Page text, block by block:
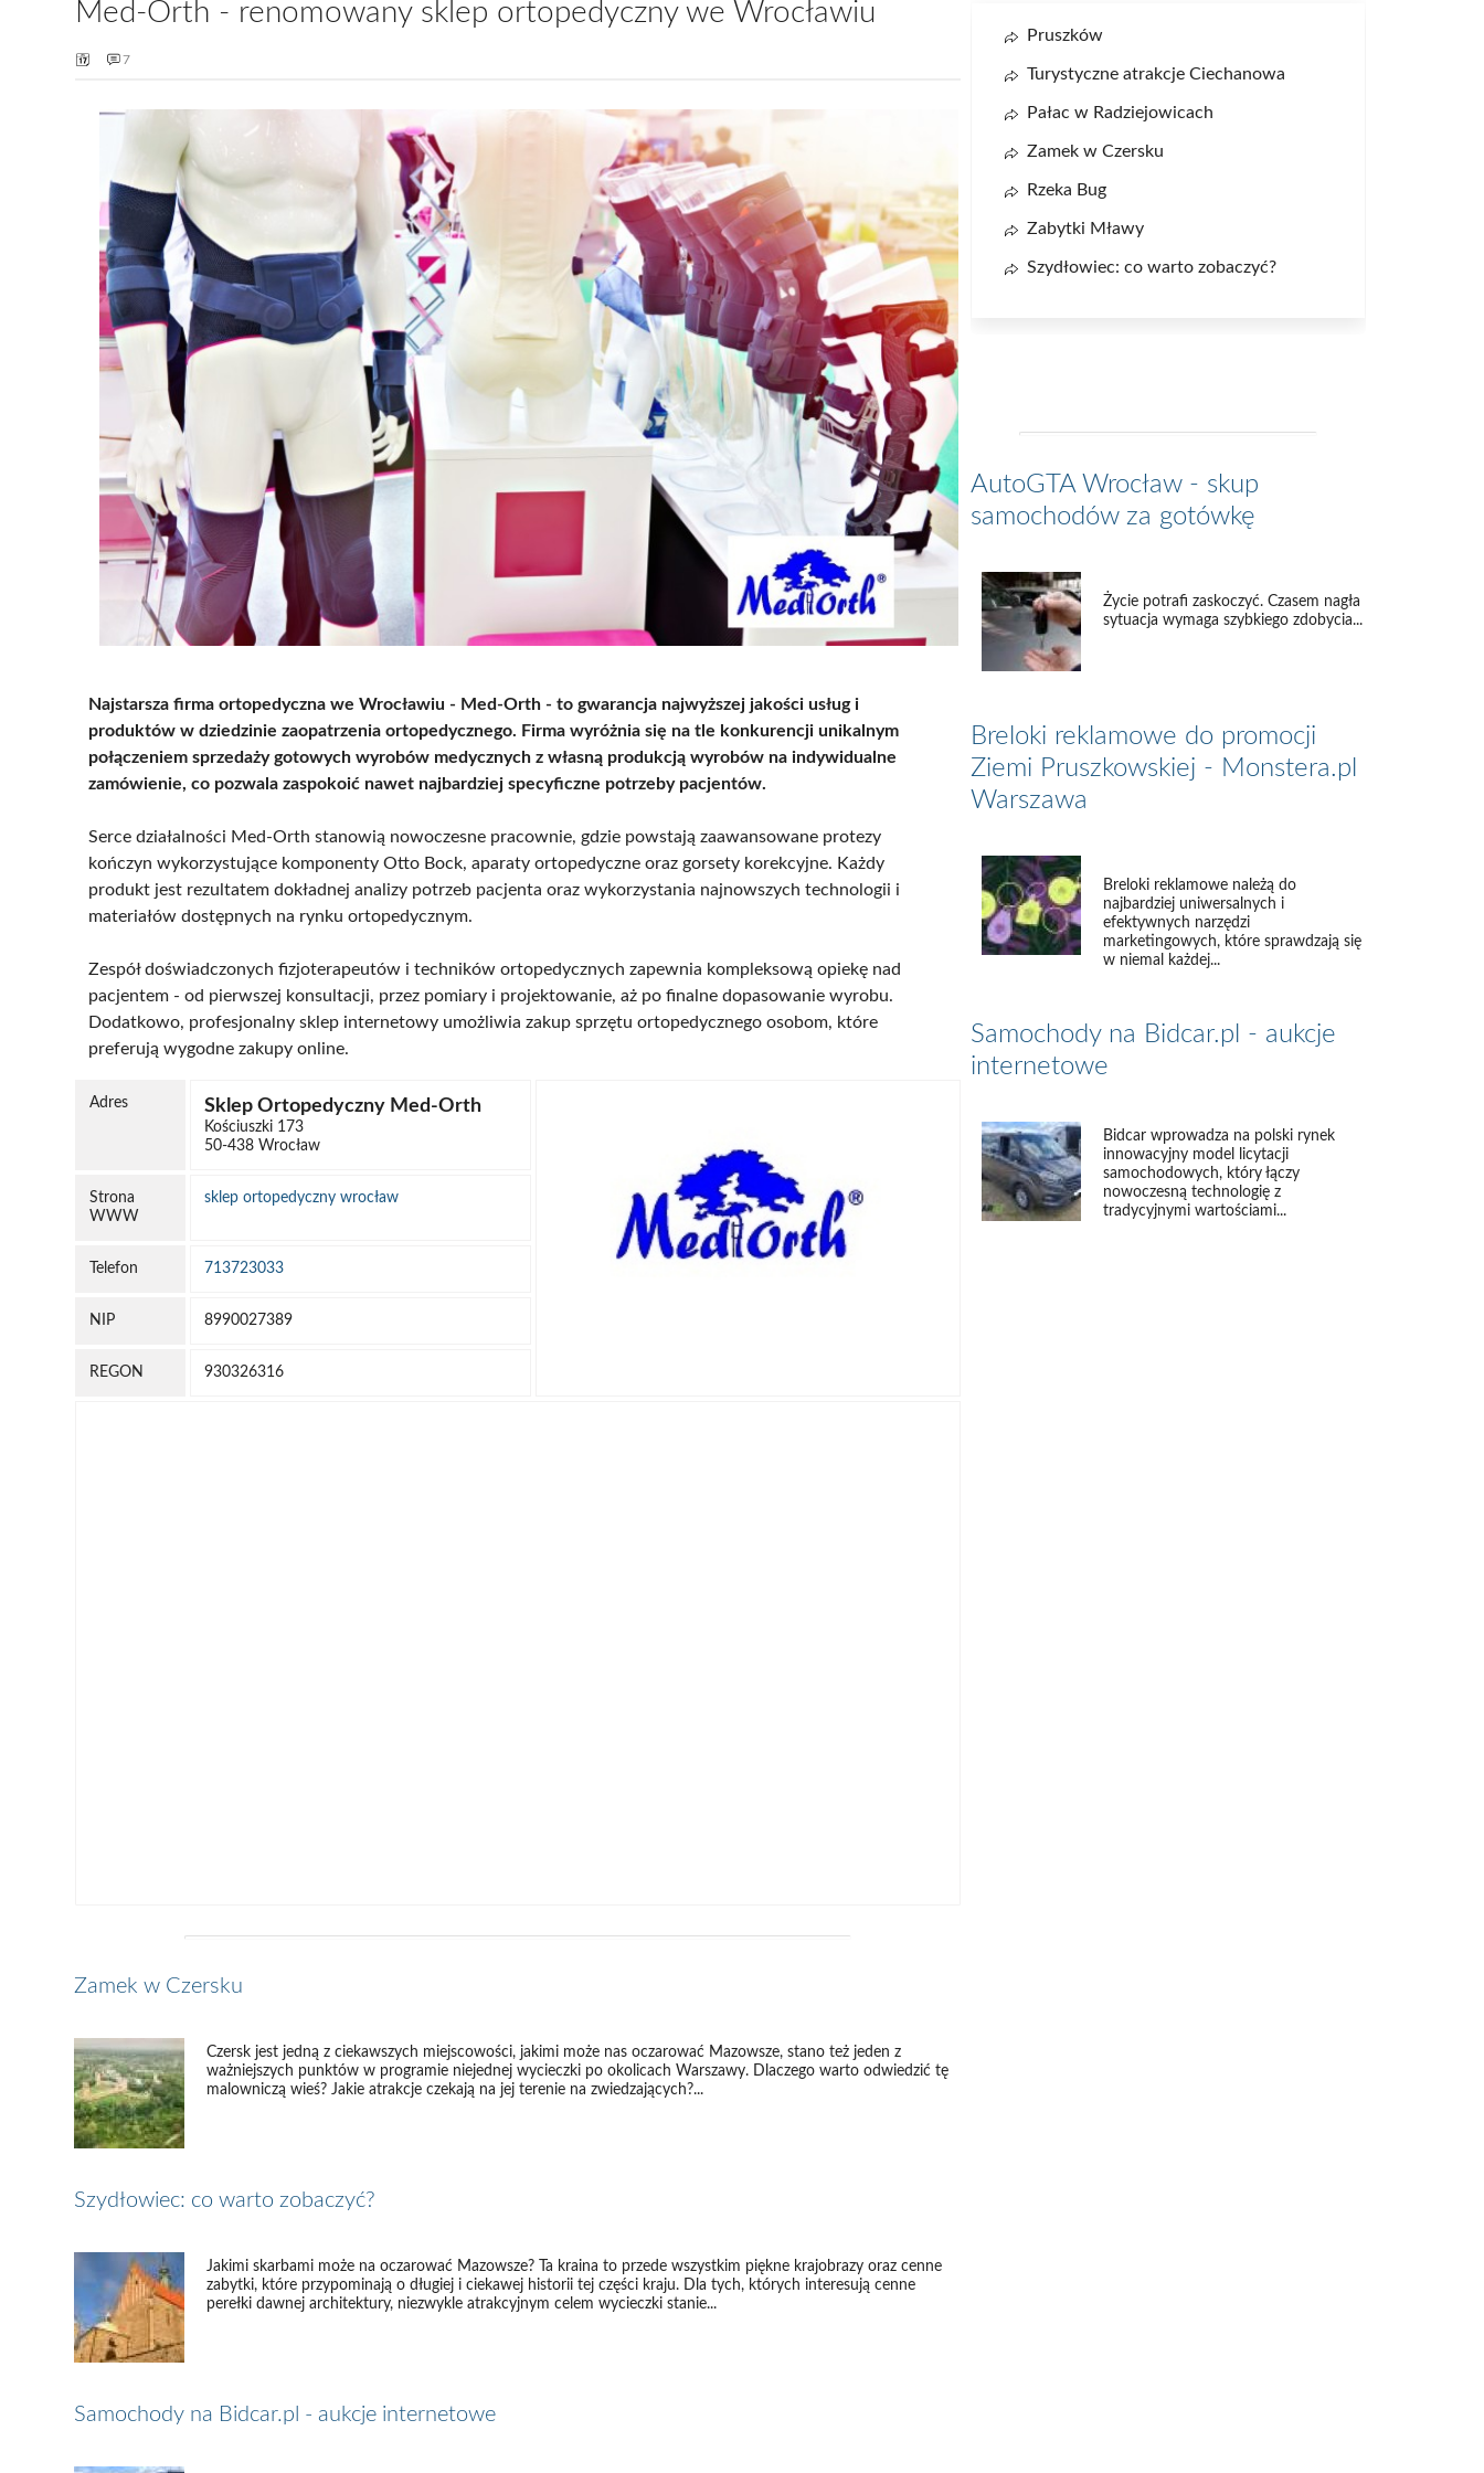
Med-Orth - renomowany sklep ortopedyczny we Wrocławiu
7
Najstarsza firma ortopedyczna we Wrocławiu - Med-Orth - to gwarancja najwyższej jakości usług i
produktów w dziedzinie zaopatrzenia ortopedycznego. Firma wyróżnia się na tle konkurencji unikalnym
połączeniem sprzedaży gotowych wyrobów medycznych z własną produkcją wyrobów na indywidualne
zamówienie, co pozwala zaspokoić nawet najbardziej specyficzne potrzeby pacjentów.
Serce działalności Med-Orth stanowią nowoczesne pracownie, gdzie powstają zaawansowane protezy
kończyn wykorzystujące komponenty Otto Bock, aparaty ortopedyczne oraz gorsety korekcyjne. Każdy
produkt jest rezultatem dokładnej analizy potrzeb pacjenta oraz wykorzystania najnowszych technologii i
materiałów dostępnych na rynku ortopedycznym.
Zespół doświadczonych fizjoterapeutów i techników ortopedycznych zapewnia kompleksową opiekę nad
pacjentem - od pierwszej konsultacji, przez pomiary i projektowanie, aż po finalne dopasowanie wyrobu.
Dodatkowo, profesjonalny sklep internetowy umożliwia zakup sprzętu ortopedycznego osobom, które
preferują wygodne zakupy online.
Adres Sklep Ortopedyczny Med-Orth
Kościuszki 173
50-438 Wrocław
Strona
WWW
sklep ortopedyczny wrocław
Telefon 713723033
NIP 8990027389
REGON 930326316
Zamek w Czersku
Czersk jest jedną z ciekawszych miejscowości, jakimi może nas oczarować Mazowsze, stano też jeden z
ważniejszych punktów w programie niejednej wycieczki po okolicach Warszawy. Dlaczego warto odwiedzić tę
malowniczą wieś? Jakie atrakcje czekają na jej terenie na zwiedzających?...
Szydłowiec: co warto zobaczyć?
Jakimi skarbami może na oczarować Mazowsze? Ta kraina to przede wszystkim piękne krajobrazy oraz cenne
zabytki, które przypominają o długiej i ciekawej historii tej części kraju. Dla tych, których interesują cenne
perełki dawnej architektury, niezwykle atrakcyjnym celem wycieczki stanie...
Samochody na Bidcar.pl - aukcje internetowe
Pruszków
Turystyczne atrakcje Ciechanowa
Pałac w Radziejowicach
Zamek w Czersku
Rzeka Bug
Zabytki Mławy
Szydłowiec: co warto zobaczyć?
AutoGTA Wrocław - skup
samochodów za gotówkę
Życie potrafi zaskoczyć. Czasem nagła
sytuacja wymaga szybkiego zdobycia...
Breloki reklamowe do promocji
Ziemi Pruszkowskiej - Monstera.pl
Warszawa
Breloki reklamowe należą do
najbardziej uniwersalnych i
efektywnych narzędzi
marketingowych, które sprawdzają się
w niemal każdej...
Samochody na Bidcar.pl - aukcje
internetowe
Bidcar wprowadza na polski rynek
innowacyjny model licytacji
samochodowych, który łączy
nowoczesną technologię z
tradycyjnymi wartościami...